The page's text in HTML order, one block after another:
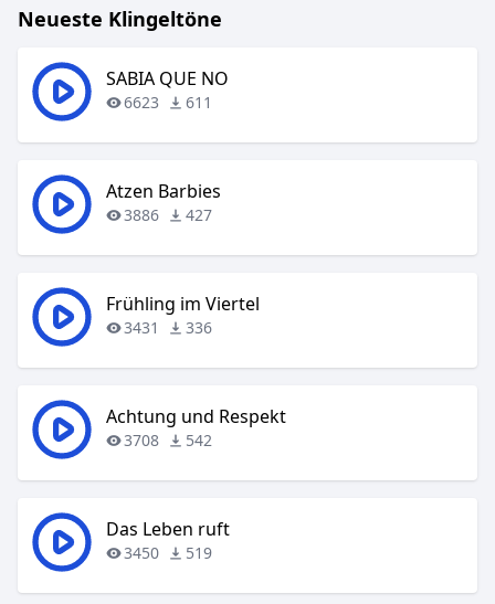
Neueste Klingeltöne
SABIA QUE NO
6623 611
Atzen Barbies
3886 427
Frühling im Viertel
3431 336
Achtung und Respekt
3708 542
Das Leben ruft
3450 519